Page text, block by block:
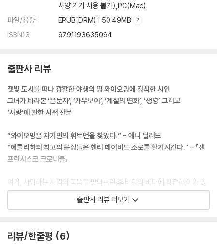
사양 기기 사용 불가),PC(Mac)
파일/용량
EPUB(DRM) | 50.49MB
ISBN13
9791193635094
출판사 리뷰
잿빛 도시를 떠나 광활한 야생의 땅 와이오밍에 정착한 시인
그녀가 바라본 ‘은둔자’, ‘카우보이’, ‘계절의 변화’, ‘생명’ 그리고
‘사랑’에 관한 시적 산문
“와이오밍은 자기만의 휘트먼을 찾았다.” - 애니 딜러드
“에를리히의 최고의 문장들은 헨리 데이비드 소로를 환기시킨다.” - 「샌
프란시스코 크로니클」
여기, 사랑하는 사람의 죽음을 맞닥뜨린 후 비탄의 바다에 침잠한 이가 있
다. 남겨진 자의 하루하루는 기계의 무의미한 작동과 같았다. “살아 있다는
것이 가증스러웠고 쾌락이든 고 통이든 전부 가당치 않게 느껴졌다. 공허
궈낸 모든 것을 뒤로하고 “여전히 야생이 살아 있는 척박한 땅”, “건조한
출판사 리뷰 더보기
리뷰/한줄평 6